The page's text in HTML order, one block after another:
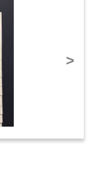
>